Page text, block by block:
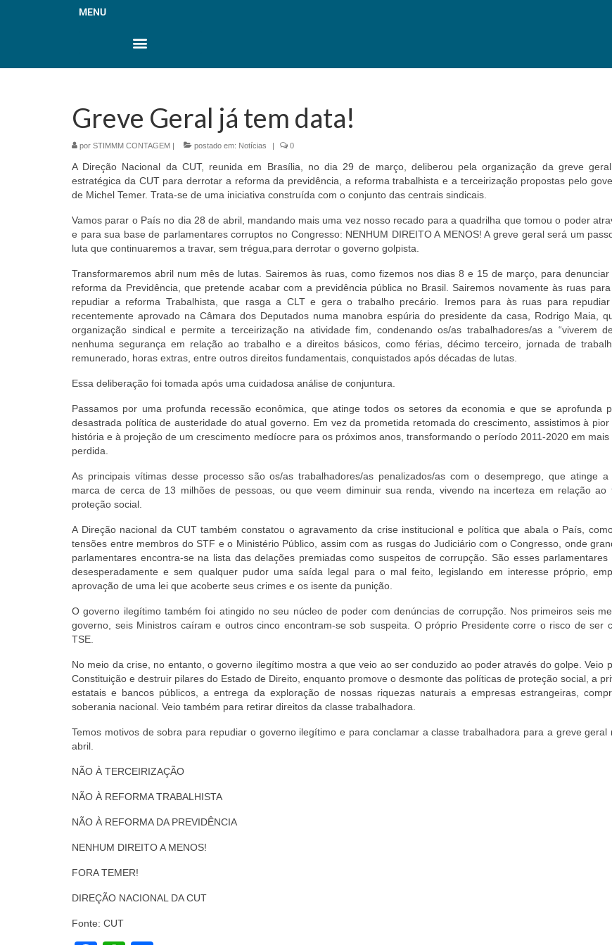
MENU
Greve Geral já tem data!
por STIMMM CONTAGEM | postado em: Notícias | 0
A Direção Nacional da CUT, reunida em Brasília, no dia 29 de março, deliberou pela organização da greve
estratégica da CUT para derrotar a reforma da previdência, a reforma trabalhista e a terceirização propostas pelo
de Michel Temer. Trata-se de uma iniciativa construída com o conjunto das centrais sindicais.
Vamos parar o País no dia 28 de abril, mandando mais uma vez nosso recado para a quadrilha que tomou o poder
e para sua base de parlamentares corruptos no Congresso: NENHUM DIREITO A MENOS! A greve geral será um
luta que continuaremos a travar, sem trégua,para derrotar o governo golpista.
Transformaremos abril num mês de lutas. Sairemos às ruas, como fizemos nos dias 8 e 15 de março, para
reforma da Previdência, que pretende acabar com a previdência pública no Brasil. Sairemos novamente às ruas
repudiar a reforma Trabalhista, que rasga a CLT e gera o trabalho precário. Iremos para às ruas para repudiar
recentemente aprovado na Câmara dos Deputados numa manobra espúria do presidente da casa, Rodrigo Maia,
organização sindical e permite a terceirização na atividade fim, condenando os/as trabalhadores/as a “viverem
nenhuma segurança em relação ao trabalho e a direitos básicos, como férias, décimo terceiro, jornada de
remunerado, horas extras, entre outros direitos fundamentais, conquistados após décadas de lutas.
Essa deliberação foi tomada após uma cuidadosa análise de conjuntura.
Passamos por uma profunda recessão econômica, que atinge todos os setores da economia e que se aprofunda
desastrada política de austeridade do atual governo. Em vez da prometida retomada do crescimento, assistimos à
história e à projeção de um crescimento medíocre para os próximos anos, transformando o período 2011-2020 em mais
perdida.
As principais vítimas desse processo são os/as trabalhadores/as penalizados/as com o desemprego, que atinge a
marca de cerca de 13 milhões de pessoas, ou que veem diminuir sua renda, vivendo na incerteza em relação ao
proteção social.
A Direção nacional da CUT também constatou o agravamento da crise institucional e política que abala o País,
tensões entre membros do STF e o Ministério Público, assim com as rusgas do Judiciário com o Congresso, onde
parlamentares encontra-se na lista das delações premiadas como suspeitos de corrupção. São esses parlamentares
desesperadamente e sem qualquer pudor uma saída legal para o mal feito, legislando em interesse próprio,
aprovação de uma lei que acoberte seus crimes e os isente da punição.
O governo ilegítimo também foi atingido no seu núcleo de poder com denúncias de corrupção. Nos primeiros seis
governo, seis Ministros caíram e outros cinco encontram-se sob suspeita. O próprio Presidente corre o risco de ser
TSE.
No meio da crise, no entanto, o governo ilegítimo mostra a que veio ao ser conduzido ao poder através do golpe. Veio
Constituição e destruir pilares do Estado de Direito, enquanto promove o desmonte das políticas de proteção social, a
estatais e bancos públicos, a entrega da exploração de nossas riquezas naturais a empresas estrangeiras,
soberania nacional. Veio também para retirar direitos da classe trabalhadora.
Temos motivos de sobra para repudiar o governo ilegítimo e para conclamar a classe trabalhadora para a greve geral
abril.
NÃO À TERCEIRIZAÇÃO
NÃO À REFORMA TRABALHISTA
NÃO À REFORMA DA PREVIDÊNCIA
NENHUM DIREITO A MENOS!
FORA TEMER!
DIREÇÃO NACIONAL DA CUT
Fonte: CUT